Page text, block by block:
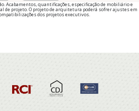
Acabamentos, quantificações, especificação de mobiliário e
de projeto. O projeto de arquitetura poderá sofrer ajustes em
dos projetos executivos.